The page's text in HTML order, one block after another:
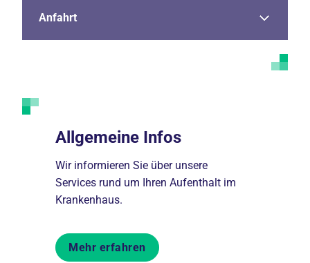
Anfahrt
Allgemeine Infos
Wir informieren Sie über unsere
Services rund um Ihren Aufenthalt im
Krankenhaus.
Mehr erfahren